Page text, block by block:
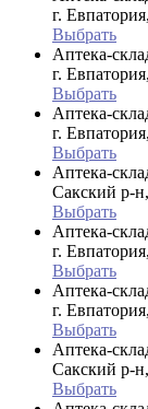
г.
Выбрать
Аптека-
г.
Выбрать
Аптека-
г.
Выбрать
Аптека-
Сакский р-
Выбрать
Аптека-
г.
Выбрать
Аптека-
г.
Выбрать
Аптека-
Сакский р-
Выбрать